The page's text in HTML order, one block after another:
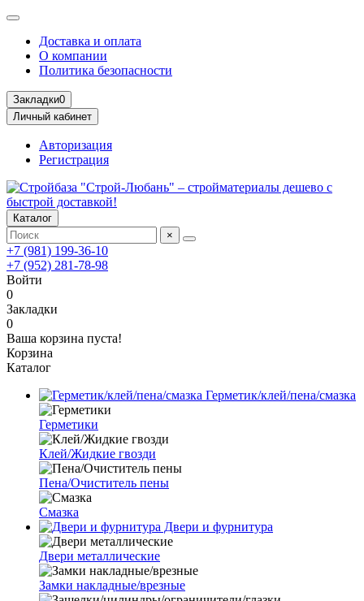
Доставка и оплата
О компании
Политика безопасности
Закладки0
Личный кабинет
Авторизация
Регистрация
Каталог
×
+7 (981) 199-36-10
+7 (952) 281-78-98
Войти
0
Закладки
0
Ваша корзина пуста!
Корзина
Каталог
Герметик/клей/пена/смазка
Герметики
Клей/Жидкие гвозди
Пена/Очиститель пены
Смазка
Двери и фурнитура
Двери металлические
Замки накладные/врезные